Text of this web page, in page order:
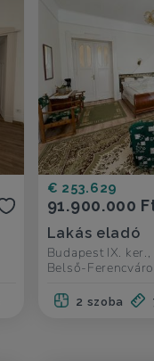
€ 253.629
91.900.000
Lakás eladó
Budapest IX.
Belső-
2 szoba